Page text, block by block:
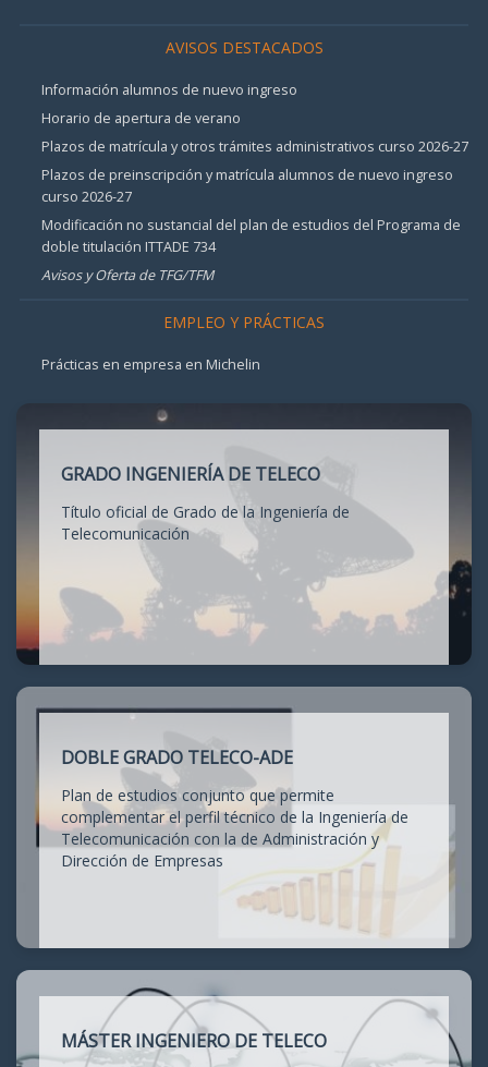
AVISOS DESTACADOS
Información alumnos de nuevo ingreso
Horario de apertura de verano
Plazos de matrícula y otros trámites administrativos curso 2026-27
Plazos de preinscripción y matrícula alumnos de nuevo ingreso
curso 2026-27
Modificación no sustancial del plan de estudios del Programa de
doble titulación ITTADE 734
Avisos y Oferta de TFG/TFM
EMPLEO Y PRÁCTICAS
Prácticas en empresa en Michelin
GRADO INGENIERÍA DE TELECO
Título oficial de Grado de la Ingeniería de
Telecomunicación
DOBLE GRADO TELECO-ADE
Plan de estudios conjunto que permite
complementar el perfil técnico de la Ingeniería de
Telecomunicación con la de Administración y
Dirección de Empresas
MÁSTER INGENIERO DE TELECO